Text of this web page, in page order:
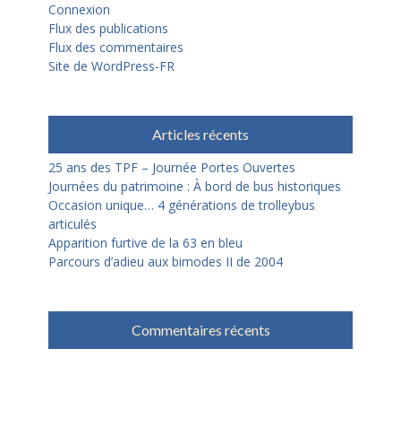
Connexion
Flux des publications
Flux des commentaires
Site de WordPress-FR
Articles récents
25 ans des TPF – Journée Portes Ouvertes
Journées du patrimoine : À bord de bus historiques
Occasion unique… 4 générations de trolleybus
articulés
Apparition furtive de la 63 en bleu
Parcours d’adieu aux bimodes II de 2004
Commentaires récents